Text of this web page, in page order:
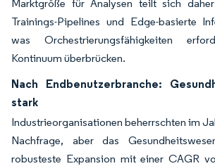
Marktgröße für Analysen teilt sich
Trainings-Pipelines und Edge-basierte
was Orchestrierungsfähigkeiten
Kontinuum überbrücken.
Nach Endbenutzerbranche:
stark
Industrieorganisationen beherrschten im
Nachfrage, aber das
robusteste Expansion mit einer CAGR